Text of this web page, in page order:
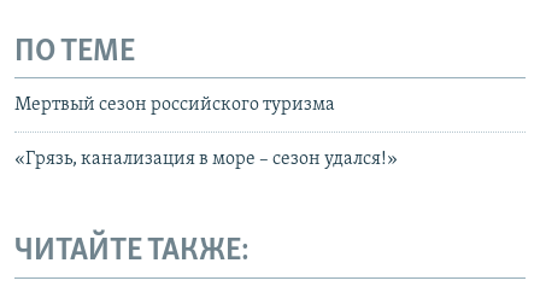
ПО ТЕМЕ
Мертвый сезон российского туризма
«Грязь, канализация в море – сезон удался!»
ЧИТАЙТЕ ТАКЖЕ: